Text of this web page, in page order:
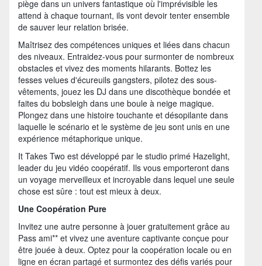
piège dans un univers fantastique où l'imprévisible les
attend à chaque tournant, ils vont devoir tenter ensemble
de sauver leur relation brisée.
Maîtrisez des compétences uniques et liées dans chacun
des niveaux. Entraidez-vous pour surmonter de nombreux
obstacles et vivez des moments hilarants. Bottez les
fesses velues d'écureuils gangsters, pilotez des sous-
vêtements, jouez les DJ dans une discothèque bondée et
faites du bobsleigh dans une boule à neige magique.
Plongez dans une histoire touchante et désopilante dans
laquelle le scénario et le système de jeu sont unis en une
expérience métaphorique unique.
It Takes Two est développé par le studio primé Hazelight,
leader du jeu vidéo coopératif. Ils vous emporteront dans
un voyage merveilleux et incroyable dans lequel une seule
chose est sûre : tout est mieux à deux.
Une Coopération Pure
Invitez une autre personne à jouer gratuitement grâce au
Pass ami** et vivez une aventure captivante conçue pour
être jouée à deux. Optez pour la coopération locale ou en
ligne en écran partagé et surmontez des défis variés pour